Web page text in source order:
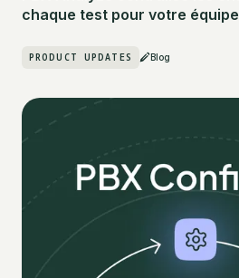
chaque test pour votre équipe
PRODUCT UPDATES Blog